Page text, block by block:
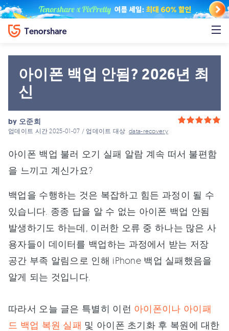
아이폰 백업 안됨? 2026년 최
신
by 오준희
업데이트 시간 2025-01-07 / 업데이트 대상data-recovery
아이폰 백업 불러 오기 실패 알람 계속 떠서 불편함
을 느끼고 계신가요?
백업을 수행하는 것은 복잡하고 힘든 과정이 될 수
있습니다. 종종 답을 알 수 없는 아이폰 백업 안됨
발생하기도 하는데, 이러한 오류 중 하나는 많은 사
용자들이 데이터를 백업하는 과정에서 받는 저장
공간 부족 알림으로 인해 iPhone 백업 실패했음을
알게 되는 것입니다.
따라서 오늘 글은 특별히 이런 아이폰이나 아이패
드 백업 복원 실패 및 아이폰 초기화 후 복원에 대한